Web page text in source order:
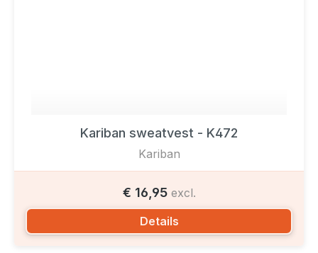
Kariban sweatvest - K472
Kariban
€ 16,95 excl.
Details